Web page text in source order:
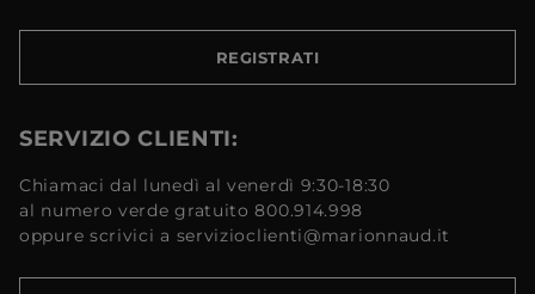
REGISTRATI
SERVIZIO CLIENTI:
Chiamaci dal lunedì al venerdì 9:30-18:30
al numero verde gratuito 800.914.998
oppure scrivici a servizioclienti@marionnaud.it